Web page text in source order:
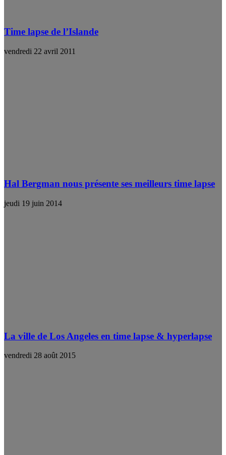
Time lapse de l’Islande
vendredi 22 avril 2011
Hal Bergman nous présente ses meilleurs time lapse
jeudi 19 juin 2014
La ville de Los Angeles en time lapse & hyperlapse
vendredi 28 août 2015